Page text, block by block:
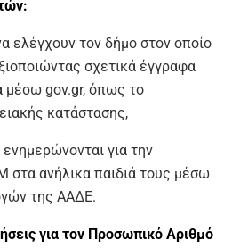
ελέγχουν τον δήμο στον οποίο
σχετικά έγγραφα
μέσω gov.gr, όπως το
κατάστασης,
για την
ανήλικα παιδιά τους μέσω
της ΑΑΔΕ.
για τον Προσωπικό Αριθμό